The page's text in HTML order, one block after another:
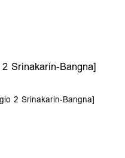
Srinakarin-Bangna]
2 Srinakarin-Bangna]